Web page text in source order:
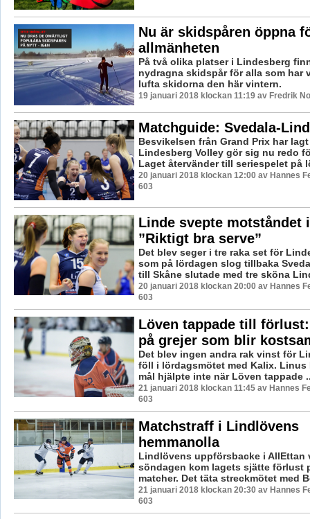
Nu är skidspåren öppna
allmänheten
På två olika platser i Lindesberg
nydragna skidspår för alla som har
lufta skidorna den här vintern.
19 januari 2018 klockan 11:19 av Fredrik
Matchguide: Svedala-
Besvikelsen från Grand Prix har
Lindesberg Volley gör sig nu redo
Laget återvänder till seriespelet på
20 januari 2018 klockan 12:00 av Hannes
603
Linde svepte motståndet
”Riktigt bra serve”
Det blev seger i tre raka set för
som på lördagen slog tillbaka
till Skåne slutade med tre sköna
20 januari 2018 klockan 20:00 av Hannes
603
Löven tappade till förlust:
på grejer som blir
Det blev ingen andra rak vinst för
föll i lördagsmötet med Kalix. Linus
mål hjälpte inte när Löven tappade
21 januari 2018 klockan 11:45 av Hannes
603
Matchstraff i Lindlövens
hemmanolla
Lindlövens uppförsbacke i AllEttan
söndagen kom lagets sjätte förlust
matcher. Det täta streckmötet med
21 januari 2018 klockan 20:30 av Hannes
603